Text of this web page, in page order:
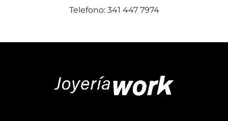
Telefono: 341 447 7974